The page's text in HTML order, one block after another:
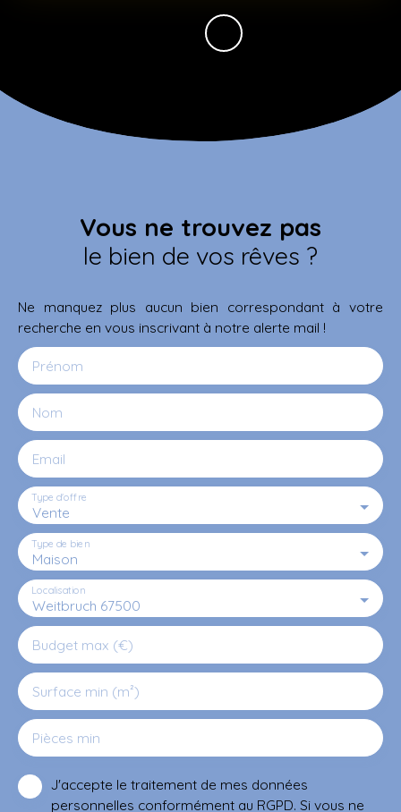
Vous ne trouvez pas
le bien de vos rêves ?
Ne manquez plus aucun bien correspondant à votre
recherche en vous inscrivant à notre alerte mail !
Prénom
Nom
Email
Vente
Type d'offre
Maison
Type de bien
Weitbruch 67500
Localisation
Budget max (€)
Surface min (m²)
Pièces min
J'accepte le traitement de mes données
personnelles conformément au RGPD. Si vous ne